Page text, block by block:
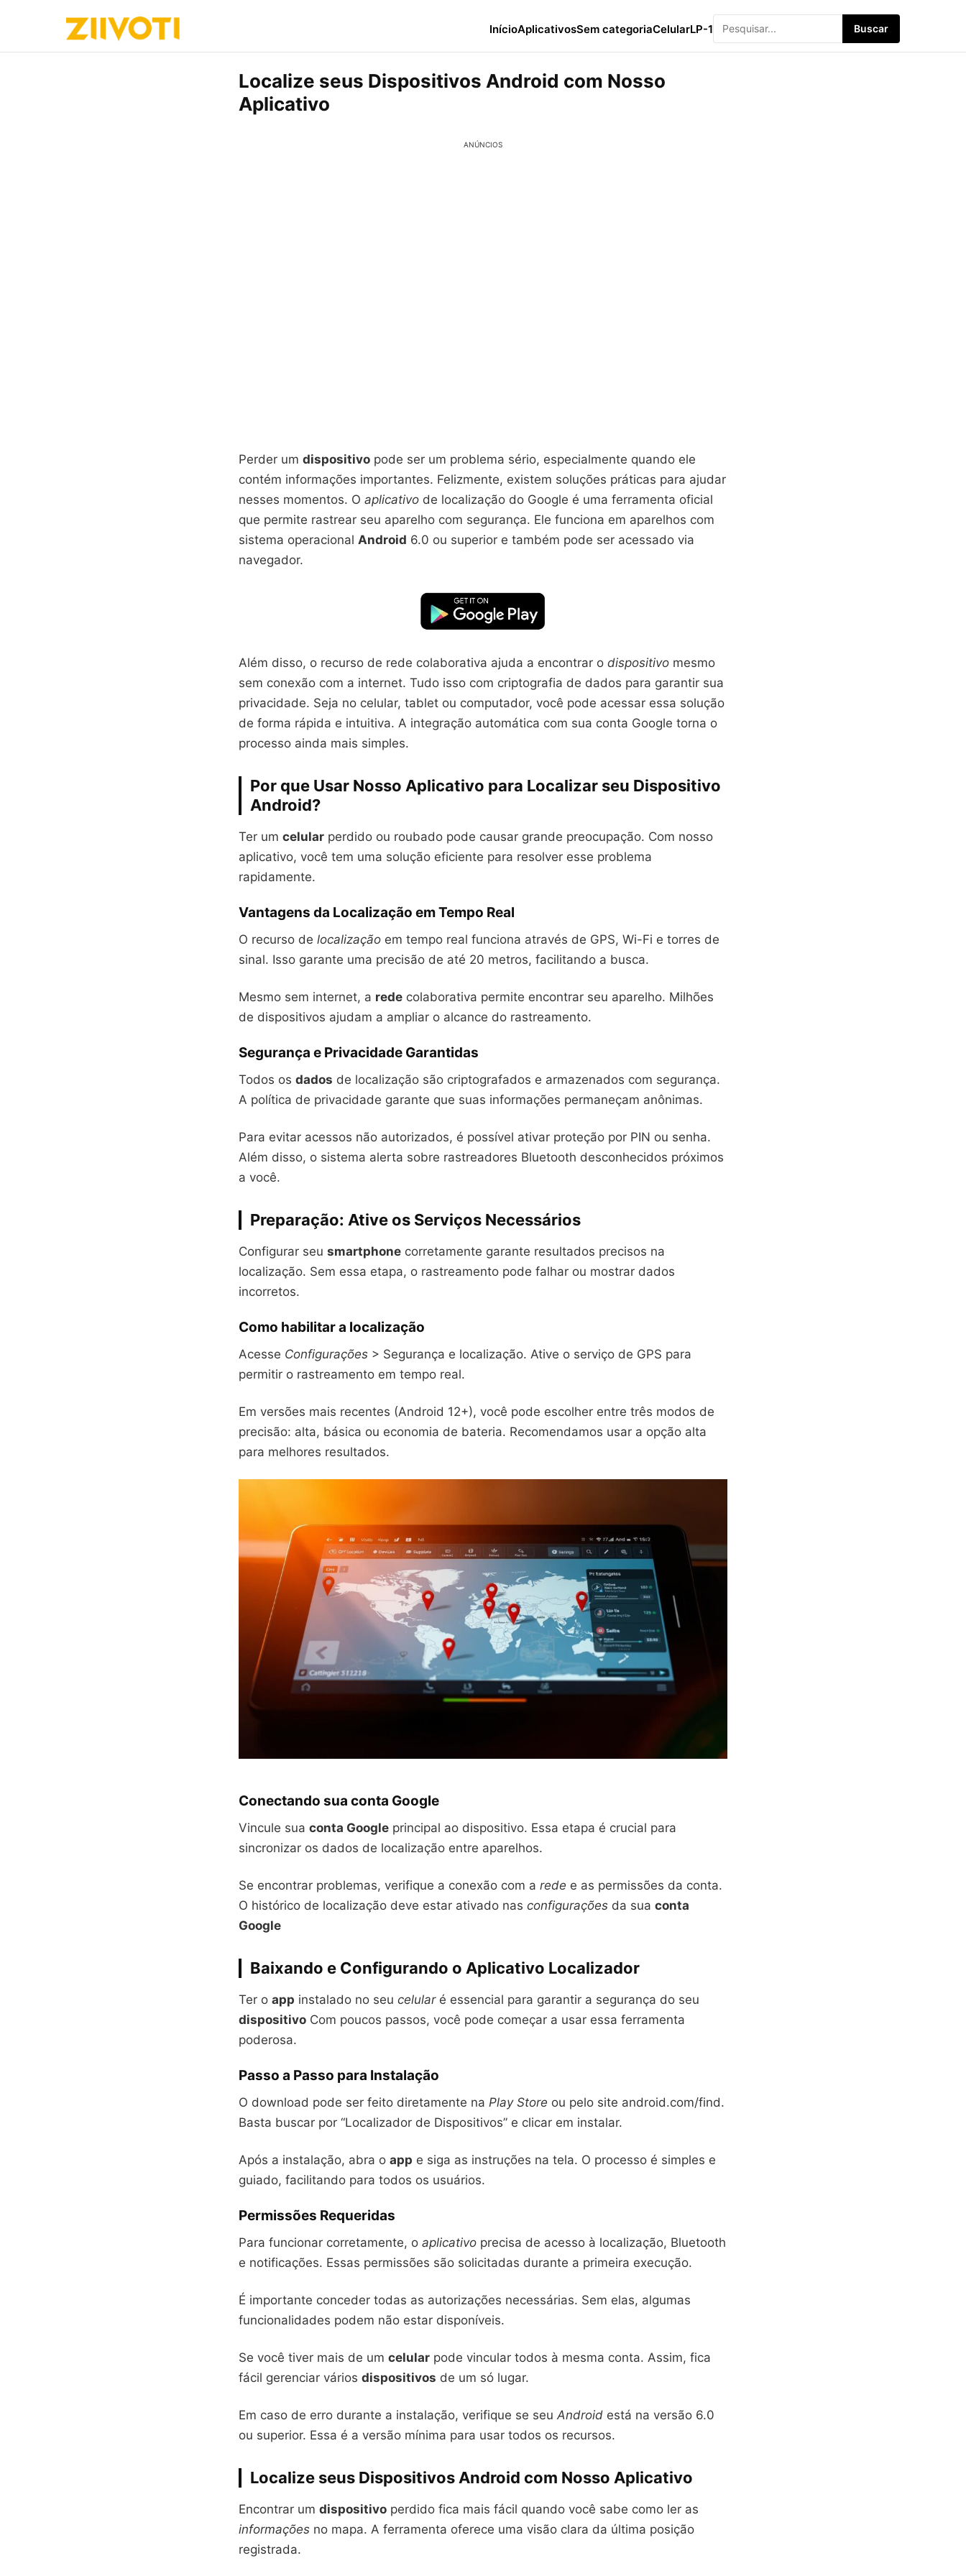
InícioAplicativosSem categoriaCelularLP-1 Buscar
Localize seus Dispositivos Android com Nosso
Aplicativo
ANÚNCIOS
Perder um dispositivo pode ser um problema sério, especialmente quando ele
contém informações importantes. Felizmente, existem soluções práticas para ajudar
nesses momentos. O aplicativo de localização do Google é uma ferramenta oficial
que permite rastrear seu aparelho com segurança. Ele funciona em aparelhos com
sistema operacional Android 6.0 ou superior e também pode ser acessado via
navegador.
Além disso, o recurso de rede colaborativa ajuda a encontrar o dispositivo mesmo
sem conexão com a internet. Tudo isso com criptografia de dados para garantir sua
privacidade. Seja no celular, tablet ou computador, você pode acessar essa solução
de forma rápida e intuitiva. A integração automática com sua conta Google torna o
processo ainda mais simples.
Por que Usar Nosso Aplicativo para Localizar seu Dispositivo
Android?
Ter um celular perdido ou roubado pode causar grande preocupação. Com nosso
aplicativo, você tem uma solução eficiente para resolver esse problema
rapidamente.
Vantagens da Localização em Tempo Real
O recurso de localização em tempo real funciona através de GPS, Wi-Fi e torres de
sinal. Isso garante uma precisão de até 20 metros, facilitando a busca.
Mesmo sem internet, a rede colaborativa permite encontrar seu aparelho. Milhões
de dispositivos ajudam a ampliar o alcance do rastreamento.
Segurança e Privacidade Garantidas
Todos os dados de localização são criptografados e armazenados com segurança.
A política de privacidade garante que suas informações permaneçam anônimas.
Para evitar acessos não autorizados, é possível ativar proteção por PIN ou senha.
Além disso, o sistema alerta sobre rastreadores Bluetooth desconhecidos próximos
a você.
Preparação: Ative os Serviços Necessários
Configurar seu smartphone corretamente garante resultados precisos na
localização. Sem essa etapa, o rastreamento pode falhar ou mostrar dados
incorretos.
Como habilitar a localização
Acesse Configurações > Segurança e localização. Ative o serviço de GPS para
permitir o rastreamento em tempo real.
Em versões mais recentes (Android 12+), você pode escolher entre três modos de
precisão: alta, básica ou economia de bateria. Recomendamos usar a opção alta
para melhores resultados.
Conectando sua conta Google
Vincule sua conta Google principal ao dispositivo. Essa etapa é crucial para
sincronizar os dados de localização entre aparelhos.
Se encontrar problemas, verifique a conexão com a rede e as permissões da conta.
O histórico de localização deve estar ativado nas configurações da sua conta
Google
Baixando e Configurando o Aplicativo Localizador
Ter o app instalado no seu celularé essencial para garantir a segurança do seu
dispositivo Com poucos passos, você pode começar a usar essa ferramenta
poderosa.
Passo a Passo para Instalação
O download pode ser feito diretamente na Play Store ou pelo site android.com/find.
Basta buscar por “Localizador de Dispositivos” e clicar em instalar.
Após a instalação, abra o app e siga as instruções na tela. O processo é simples e
guiado, facilitando para todos os usuários.
Permissões Requeridas
Para funcionar corretamente, o aplicativo precisa de acesso à localização, Bluetooth
e notificações. Essas permissões são solicitadas durante a primeira execução.
É importante conceder todas as autorizações necessárias. Sem elas, algumas
funcionalidades podem não estar disponíveis.
Se você tiver mais de um celular pode vincular todos à mesma conta. Assim, fica
fácil gerenciar vários dispositivos de um só lugar.
Em caso de erro durante a instalação, verifique se seu Android está na versão 6.0
ou superior. Essa é a versão mínima para usar todos os recursos.
Localize seus Dispositivos Android com Nosso Aplicativo
Encontrar um dispositivo perdido fica mais fácil quando você sabe como ler as
informações no mapa. A ferramenta oferece uma visão clara da última posição
registrada.